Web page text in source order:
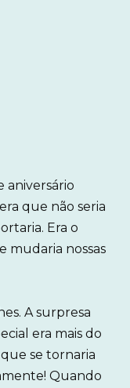
aniversário
que não seria
Era o
mudaria nossas
A surpresa
era mais do
se tornaria
Quando